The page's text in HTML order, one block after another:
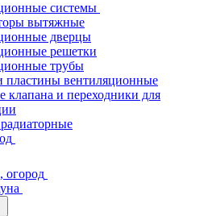
системы
вытяжные
дверцы
решетки
трубы
пластины вентиляционные
клапана и переходники для
огород